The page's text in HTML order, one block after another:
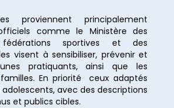
proviennent principalement
comme le Ministère des
sportives et des
visent à sensibiliser, prévenir et
pratiquants, ainsi que les
En priorité ceux adaptés
avec des descriptions
et publics cibles.